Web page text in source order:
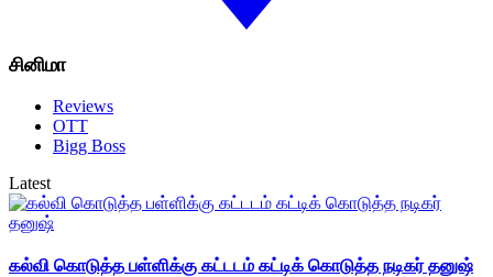
சினிமா
Reviews
OTT
Bigg Boss
Latest
கல்வி கொடுத்த பள்ளிக்கு கட்டடம் கட்டிக் கொடுத்த நடிகர் தனுஷ்